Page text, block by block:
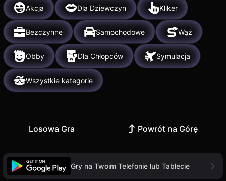
Akcja Dla Dziewczyn Kliker
Bezczynne Samochodowe Wąż
Obby Dla Chłopców Symulacja
Wszystkie kategorie
Losowa Gra Powrót na Górę
Gry na Twoim Telefonie lub Tablecie